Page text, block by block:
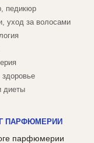
педикюр
уход за волосами
диеты
ПАРФЮМЕРИИ
парфюмерии